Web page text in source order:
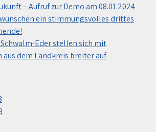
– Aufruf zur Demo am 08.01.2024
wünschen ein stimmungsvolles drittes
Schwalm-Eder stellen sich mit
dem Landkreis breiter auf